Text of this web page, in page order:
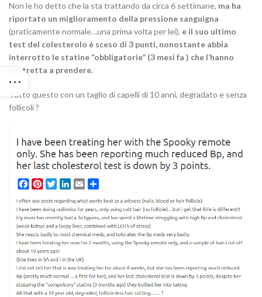
Non le ho detto che la sta trattando da circa 6 settimane, ma ha
riportato un miglioramento della pressione sanguigna
(praticamente normale…una prima volta per lei), e il suo ultimo
test del colesterolo è sceso di 3 punti, nonostante abbia
interrotto le statine “obbligatorie” (3 mesi fa ) che l’hanno
costretta a prendere.
Tutto questo con un taglio di capelli di 10 anni, degradato e senza
follicoli ?